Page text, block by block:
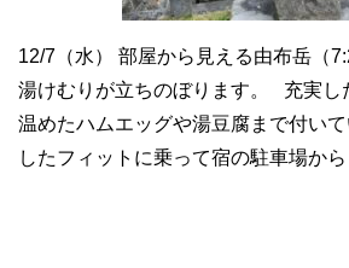
12/7（水） 部屋から見える由布岳（
湯けむりが立ちのぼります。 充実し
温めたハムエッグや湯豆腐まで付い
したフィットに乗って宿の駐車場から